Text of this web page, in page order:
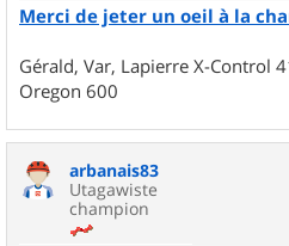
Merci de jeter un oeil à la
Gérald, Var, Lapierre X-Control
Oregon 600
arbanais83
Utagawiste
champion